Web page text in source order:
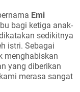
Emi
bagi ketiga anak-
sedikitnya
istri. Sebagai
menghabiskan
yang diberikan
merasa sangat